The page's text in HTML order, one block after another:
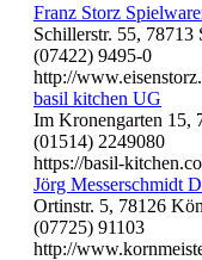
Franz Storz
Schillerstr. 55, 78713
(07422) 9495-0
http://
basil kitchen UG
Im Kronengarten 15,
(01514) 2249080
https://basil-
Jörg Messerschmidt
Ortinstr. 5, 78126
(07725) 91103
http://